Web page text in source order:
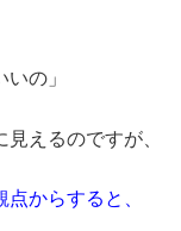
の」
えるのですが、
からすると、